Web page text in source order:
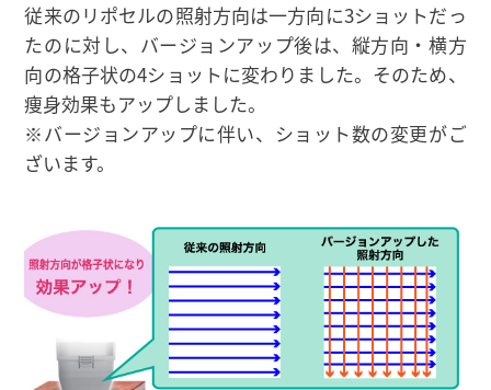
従来のリポセルの照射方向は一方向に3ショットだっ
たのに対し、バージョンアップ後は、縦方向・横方
向の格子状の4ショットに変わりました。そのため、
痩身効果もアップしました。
※バージョンアップに伴い、ショット数の変更がご
ざいます。